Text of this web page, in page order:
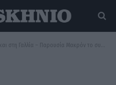
– Παρουσία Μακρόν το συμβούλιο υγειονομικής άμυνας